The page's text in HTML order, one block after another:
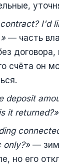
I'd
— часть
счёта он
deposit
it returned?»
only?»—
но его